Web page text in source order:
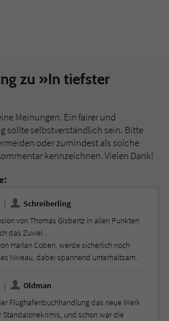
zu »In tiefster
Meinungen. Ein fairer und
sollte selbstverständlich sein. Bitte
oder zumindest als solche
kennzeichnen. Vielen Dank!
Schreiberling
von Thomas Gisbertz in allen Punkten
das Zuviel ...
Harlan Coben, werde sicherlich noch
Niveau, dabei spannend unterhaltsam.
Oldman
Flughafenbuchhandlung das neue Werk
und schon war die